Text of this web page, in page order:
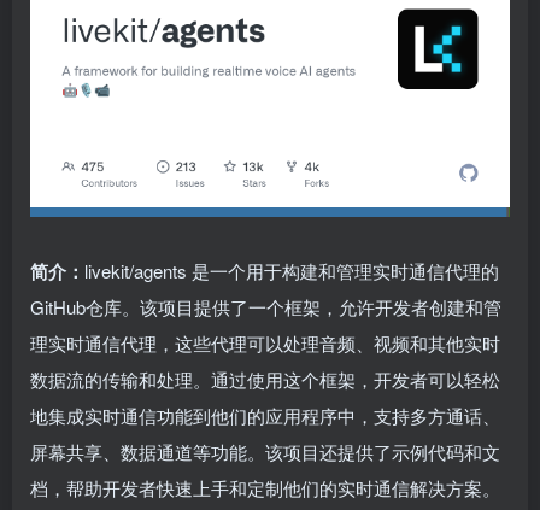
简介： livekit/agents 是一个用于构建和管理实时通信代理的
GitHub仓库。该项目提供了一个框架，允许开发者创建和管
理实时通信代理，这些代理可以处理音频、视频和其他实时
数据流的传输和处理。通过使用这个框架，开发者可以轻松
地集成实时通信功能到他们的应用程序中，支持多方通话、
屏幕共享、数据通道等功能。该项目还提供了示例代码和文
档，帮助开发者快速上手和定制他们的实时通信解决方案。